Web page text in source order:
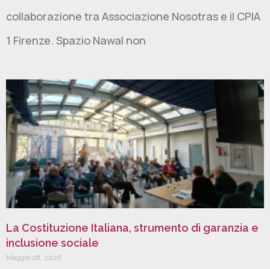
collaborazione tra Associazione Nosotras e il CPIA
1 Firenze. Spazio Nawal non
La Costituzione Italiana, strumento di garanzia e
inclusione sociale
Maggio 28, 2026